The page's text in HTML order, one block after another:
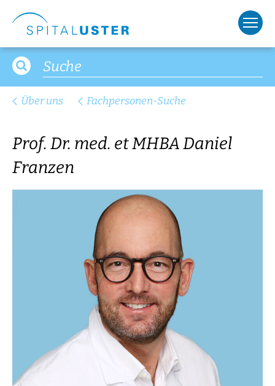
Über uns Fachpersonen-Suche
Prof. Dr. med. et MHBA Daniel
Franzen